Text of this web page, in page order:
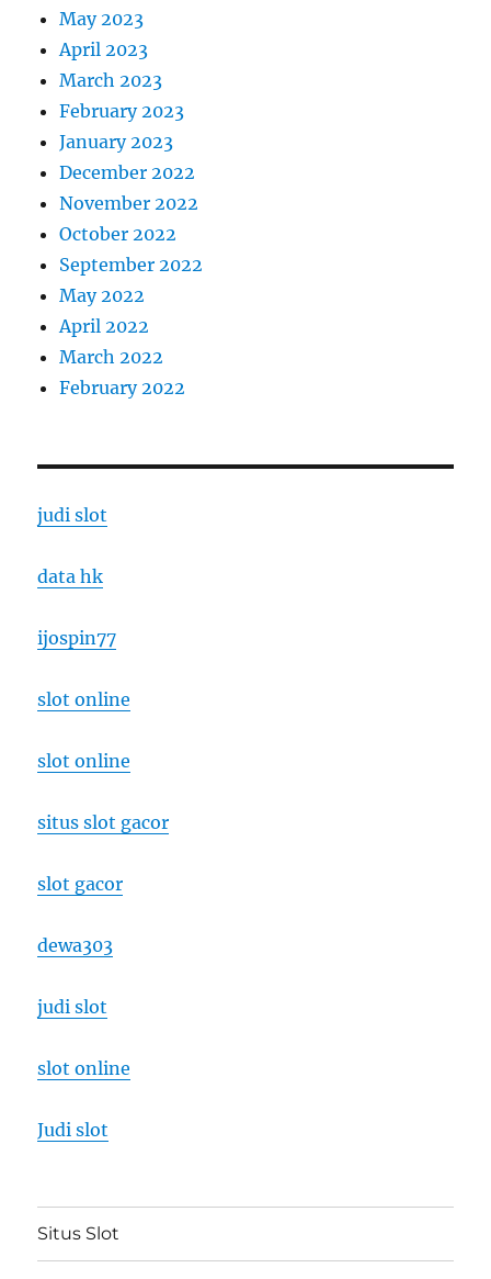
May 2023
April 2023
March 2023
February 2023
January 2023
December 2022
November 2022
October 2022
September 2022
May 2022
April 2022
March 2022
February 2022
judi slot
data hk
ijospin77
slot online
slot online
situs slot gacor
slot gacor
dewa303
judi slot
slot online
Judi slot
Situs Slot